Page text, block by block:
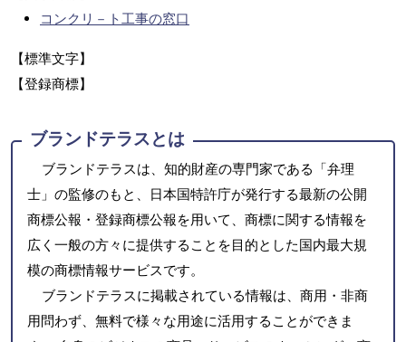
コンクリ－ト工事の窓口
【標準文字】
【登録商標】
ブランドテラスとは
ブランドテラスは、知的財産の専門家である「弁理
士」の監修のもと、日本国特許庁が発行する最新の公開
商標公報・登録商標公報を用いて、商標に関する情報を
広く一般の方々に提供することを目的とした国内最大規
模の商標情報サービスです。
ブランドテラスに掲載されている情報は、商用・非商
用問わず、無料で様々な用途に活用することができま